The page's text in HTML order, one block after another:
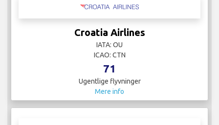
Croatia Airlines
IATA: OU
ICAO: CTN
71
Ugentlige flyvninger
Mere info